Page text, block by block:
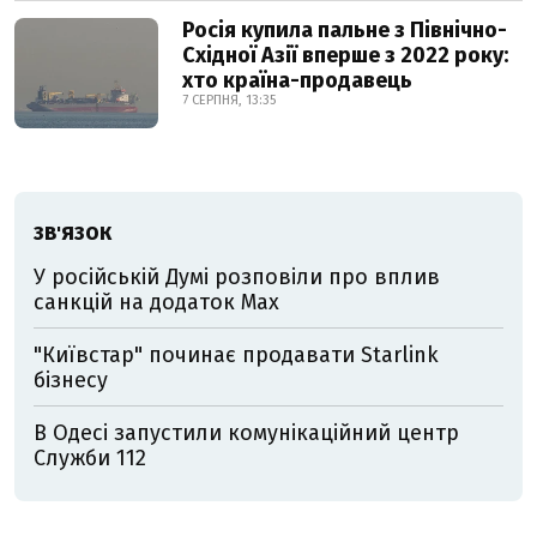
Росія купила пальне з Північно-
Східної Азії вперше з 2022 року:
хто країна-продавець
7 СЕРПНЯ, 13:35
ЗВ'ЯЗОК
У російській Думі розповіли про вплив
санкцій на додаток Мах
"Київстар" починає продавати Starlink
бізнесу
В Одесі запустили комунікаційний центр
Служби 112